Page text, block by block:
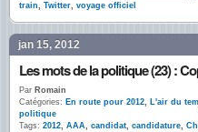
train, Twitter, voyage officiel
jan 15, 2012
Par Romain
Catégories: En route pour 2012, L'air du
politique
Tags: 2012, AAA, candidat, candidature,